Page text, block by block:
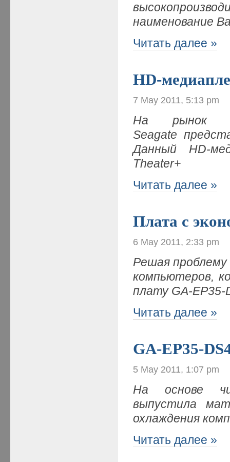
наименование
Читать далее »
HD-
7 May 2011, 5:13 pm
На рынок
Seagate
Данный HD-
Theater+
Читать далее »
Плата с
6 May 2011, 2:33 pm
Решая проблему
компьютеров,
плату GA-EP35-
Читать далее »
GA-EP35-
5 May 2011, 1:07 pm
На основе
выпустила
охлаждения
Читать далее »